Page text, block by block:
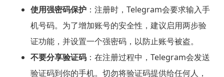
使用强密码保护：注册时，Telegram会要求输入手
机号码。为了增加账号的安全性，建议启用两步验
证功能，并设置一个强密码，以防止账号被盗。
不要分享验证码：在注册过程中，Telegram会发送
验证码到你的手机。切勿将验证码提供给任何人，